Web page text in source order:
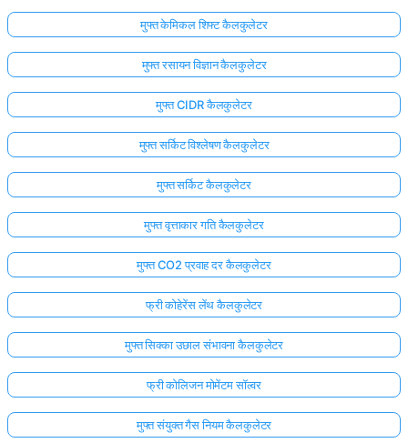
मुफ्त केमिकल शिफ्ट कैलकुलेटर
मुफ्त रसायन विज्ञान कैलकुलेटर
मुफ्त CIDR कैलकुलेटर
मुफ्त सर्किट विश्लेषण कैलकुलेटर
मुफ्त सर्किट कैलकुलेटर
मुफ्त वृत्ताकार गति कैलकुलेटर
मुफ्त CO2 प्रवाह दर कैलकुलेटर
फ्री कोहेरेंस लेंथ कैलकुलेटर
मुफ्त सिक्का उछाल संभावना कैलकुलेटर
फ्री कोलिजन मोमेंटम सॉल्वर
मुफ्त संयुक्त गैस नियम कैलकुलेटर